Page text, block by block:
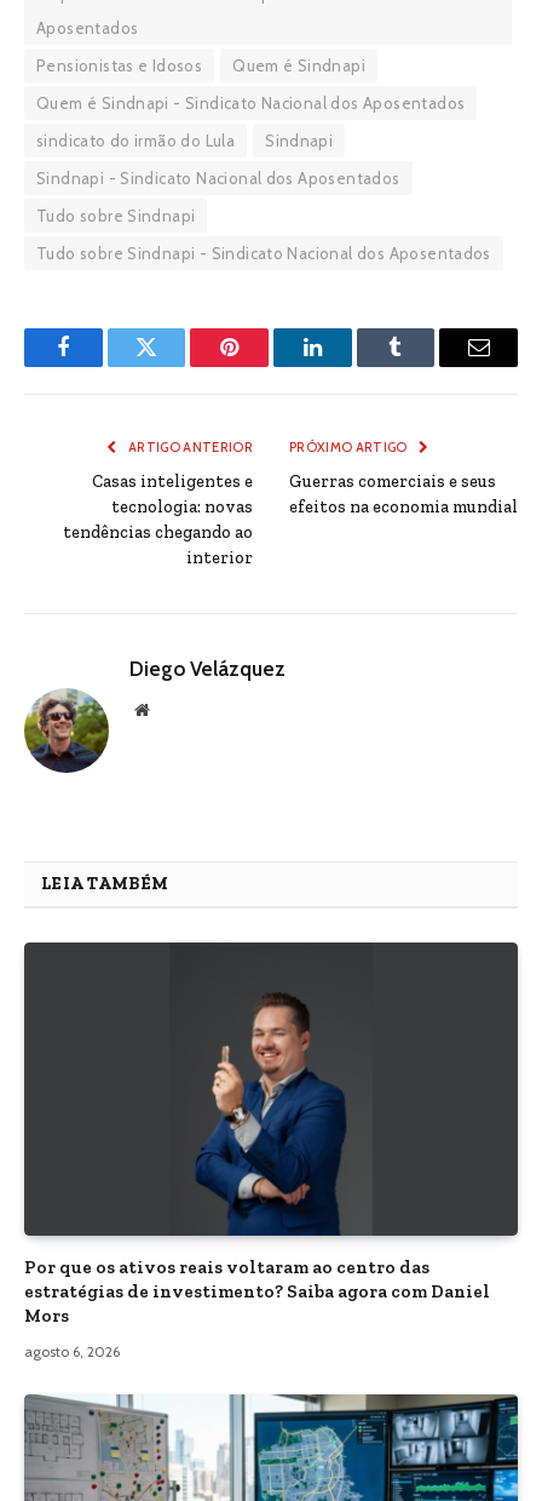
Aposentados
Pensionistas e Idosos
Quem é Sindnapi
Quem é Sindnapi - Sindicato Nacional dos Aposentados
sindicato do irmão do Lula
Sindnapi
Sindnapi - Sindicato Nacional dos Aposentados
Tudo sobre Sindnapi
Tudo sobre Sindnapi - Sindicato Nacional dos Aposentados
FacebookTwitter Pinterest LinkedInTumblr Email
ARTIGO ANTERIOR
Casas inteligentes e
tecnologia: novas
tendências chegando ao
interior
PRÓXIMO ARTIGO
Guerras comerciais e seus
efeitos na economia mundial
Diego Velázquez
Website
LEIA TAMBÉM
Por que os ativos reais voltaram ao centro das
estratégias de investimento? Saiba agora com Daniel
Mors
agosto 6, 2026